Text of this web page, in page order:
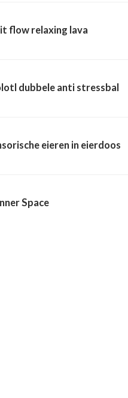
flow relaxing lava
dubbele anti stressbal
eieren in eierdoos
Space